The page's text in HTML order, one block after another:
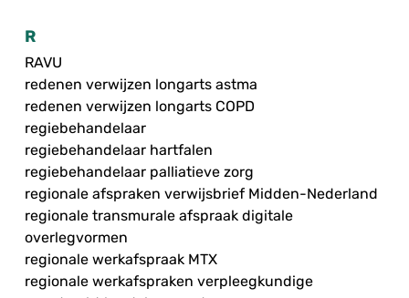
R
RAVU
redenen verwijzen longarts astma
redenen verwijzen longarts COPD
regiebehandelaar
regiebehandelaar hartfalen
regiebehandelaar palliatieve zorg
regionale afspraken verwijsbrief Midden-Nederland
regionale transmurale afspraak digitale
overlegvormen
regionale werkafspraak MTX
regionale werkafspraken verpleegkundige